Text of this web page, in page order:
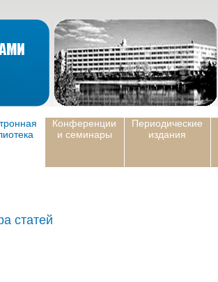
Конференции
и семинары
Периодические
издания
статей